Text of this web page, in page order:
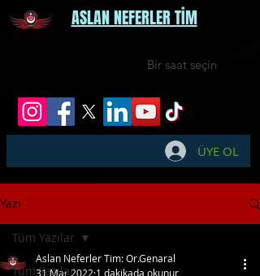
ASLAN NEFERLER TİM
Bir saat seçin
ÜYE OL
Yazı
Tüm Yazılar
Tüm Yazılar
Aslan Neferler Tim: Or.Genaral
31 Mar 2022 1 dakikada okunur